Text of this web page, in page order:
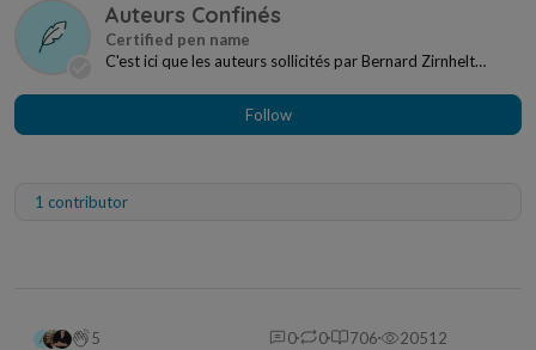
Auteurs Confinés
C'est ici que les auteurs sollicités par Bernard Zirnhelt
Follow
1 contributor
5 0 0 706 20512